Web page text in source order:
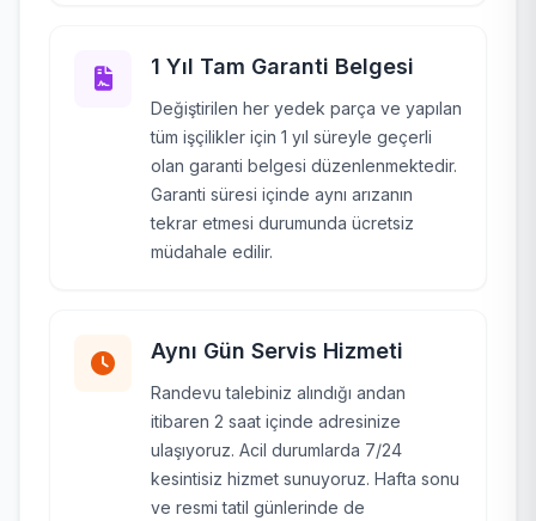
1 Yıl Tam Garanti Belgesi
Değiştirilen her yedek parça ve yapılan
tüm işçilikler için 1 yıl süreyle geçerli
olan garanti belgesi düzenlenmektedir.
Garanti süresi içinde aynı arızanın
tekrar etmesi durumunda ücretsiz
müdahale edilir.
Aynı Gün Servis Hizmeti
Randevu talebiniz alındığı andan
itibaren 2 saat içinde adresinize
ulaşıyoruz. Acil durumlarda 7/24
kesintisiz hizmet sunuyoruz. Hafta sonu
ve resmi tatil günlerinde de